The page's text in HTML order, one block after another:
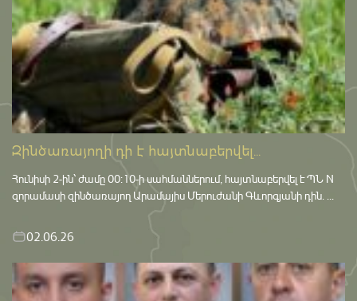
Զինծառայողի դի է հայտնաբերվել...
Հունիսի 2-ին՝ ժամը 00:10-ի սահմաններում, հայտնաբերվել է ՊՆ N
զորամասի զինծառայող Արամայիս Մերուժանի Գևորգյանի դին. ...
02.06.26